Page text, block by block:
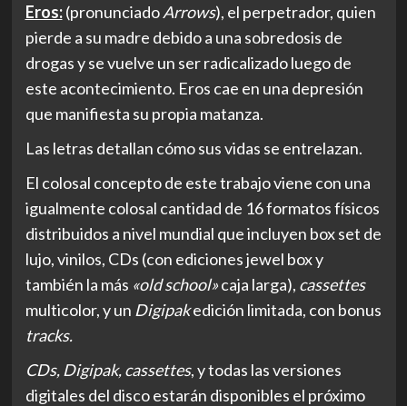
Eros:(pronunciadoArrows), el perpetrador, quien
pierde a su madre debido a una sobredosis de
drogas y se vuelve un ser radicalizado luego de
este acontecimiento. Eros cae en una depresión
que manifiesta su propia matanza.
Las letras detallan cómo sus vidas se entrelazan.
El colosal concepto de este trabajo viene con una
igualmente colosal cantidad de 16 formatos físicos
distribuidos a nivel mundial que incluyen box set de
lujo, vinilos, CDs (con ediciones jewel box y
también la más «old school»caja larga), cassettes
multicolor, y un Digipakedición limitada, con bonus
tracks.
CDs, Digipak, cassettes, y todas las versiones
digitales del disco estarán disponibles el próximo